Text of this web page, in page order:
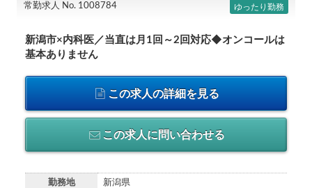
常勤求人 No. 1008784 ゆったり勤務
新潟市×内科医／当直は月1回～2回対応◆オンコールは
基本ありません
この求人の詳細を見る
この求人に問い合わせる
勤務地 新潟県